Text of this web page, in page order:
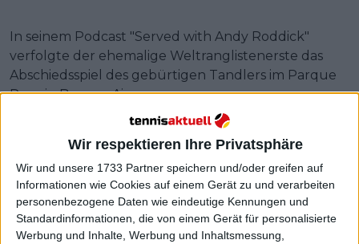
Wir respektieren Ihre Privatsphäre
Wir und unsere 1733 Partner speichern und/oder greifen auf
Informationen wie Cookies auf einem Gerät zu und verarbeiten
personenbezogene Daten wie eindeutige Kennungen und
Standardinformationen, die von einem Gerät für personalisierte
Werbung und Inhalte, Werbung und Inhaltsmessung,
In seinem Podcast "Served with Andy Roddick"
verfolgte der ehemalige Weltranglistenerste das
Abschiedsspiel des gebürtigen Tandlers im Parque
Roca in Buenos Aires.
A-Rod lobte die Haltung des Serben, seinem großen
Freund beizustehen: